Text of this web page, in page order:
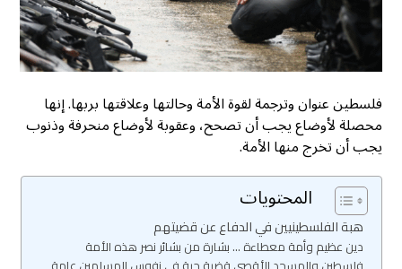
فلسطين عنوان وترجمة لقوة الأمة وحالتها وعلاقتها بربها. إنها
محصلة لأوضاع يجب أن تصحح، وعقوبة لأوضاع منحرفة وذنوب
يجب أن تخرج منها الأمة.
المحتويات
هبة الفلسطينيين في الدفاع عن قضيتهم
دين عظيم وأمة معطاءة ... بشارة من بشائر نصر هذه الأمة